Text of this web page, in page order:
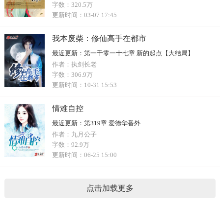
字数： 320.5万
更新时间： 03-07 17:45
我本废柴：修仙高手在都市
最近更新： 第一千零一十七章 新的起点【大结局】
作者： 执剑长老
字数： 306.9万
更新时间： 10-31 15:53
情难自控
最近更新： 第319章 爱德华番外
作者： 九月公子
字数： 92.9万
更新时间： 06-25 15:00
点击加载更多